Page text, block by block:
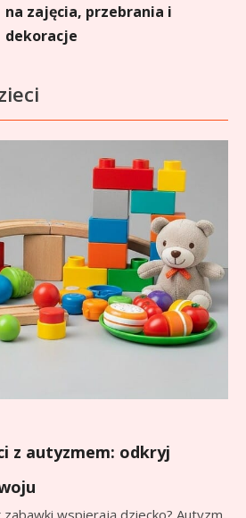
na zajęcia, przebrania i
dekoracje
z autyzmem: odkryj
wspierają dziecko? Autyzm,